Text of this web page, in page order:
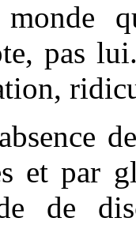
pas
et par
de